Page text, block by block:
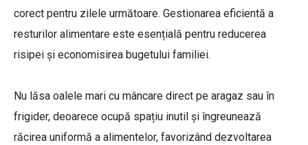
corect pentru zilele următoare. Gestionarea eficientă a
resturilor alimentare este esențială pentru reducerea
risipei și economisirea bugetului familiei.
Nu lăsa oalele mari cu mâncare direct pe aragaz sau în
frigider, deoarece ocupă spațiu inutil și îngreunează
răcirea uniformă a alimentelor, favorizând dezvoltarea